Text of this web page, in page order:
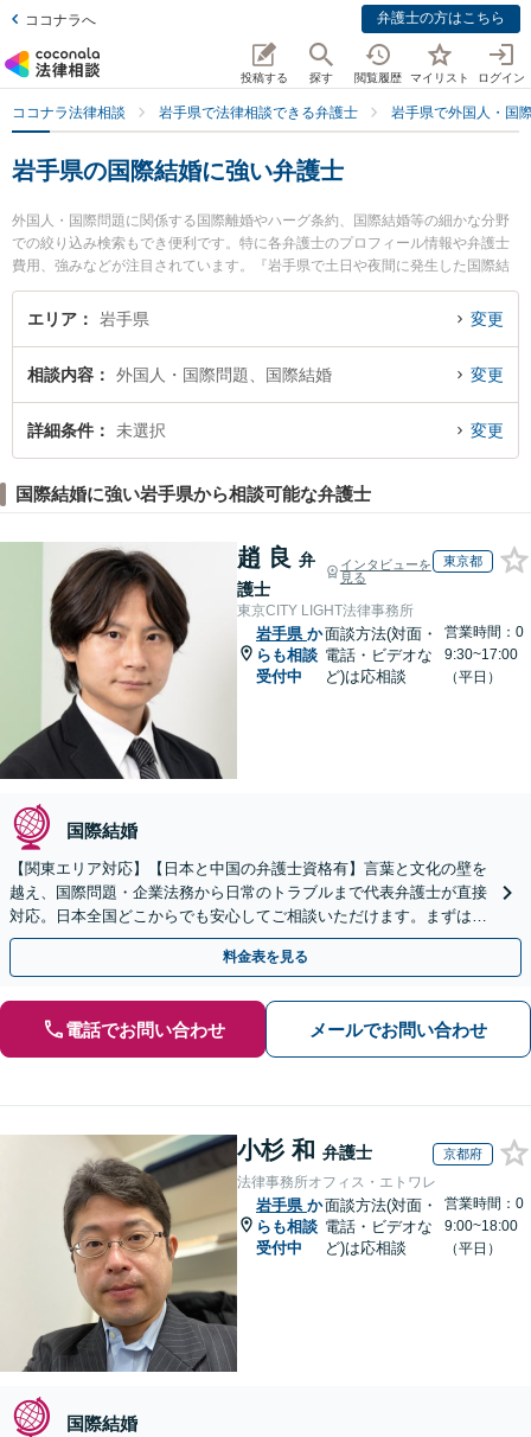
ココナラへ 弁護士の方はこちら
投稿する 探す 閲覧履歴 マイリスト ログイン
ココナラ法律相談 岩手県で法律相談できる弁護士 岩手県で外国人・国
岩手県の国際結婚に強い弁護士
外国人・国際問題に関係する国際離婚やハーグ条約、国際結婚等の細かな分野
での絞り込み検索もでき便利です。特に各弁護士のプロフィール情報や弁護士
費用、強みなどが注目されています。『岩手県で土日や夜間に発生した国際結
婚のトラブルを今すぐに弁護士に相談したい』『国際結婚のトラブル解決の実
績豊富な近くの弁護士を検索したい』『初回相談無料で国際結婚を法律相談で
エリア 岩手県 変更
相談内容 外国人・国際問題、国際結婚 変更
詳細条件 未選択 変更
国際結婚に強い岩手県から相談可能な弁護士
趙 良 弁
護士
インタビューを
見る
東京都
東京CITY LIGHT法律事務所
岩手県 か
らも相談
受付中
面談方法(対面・
電話・ビデオな
ど)は応相談
営業時間：0
9:30~17:00
（平日）
国際結婚
【関東エリア対応】【日本と中国の弁護士資格有】言葉と文化の壁を
越え、国際問題・企業法務から日常のトラブルまで代表弁護士が直接
対応。日本全国どこからでも安心してご相談いただけます。まずは一
歩を踏み出してみませんか。【初回相談無料】
料金表を見る
電話でお問い合わせ メールでお問い合わせ
小杉 和 弁護士 京都府
法律事務所オフィス・エトワレ
岩手県 か
らも相談
受付中
面談方法(対面・
電話・ビデオな
ど)は応相談
営業時間：0
9:00~18:00
（平日）
国際結婚